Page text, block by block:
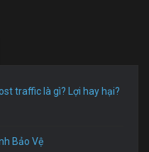
traffic là gì? Lợi hay hại?
Bảo Vệ